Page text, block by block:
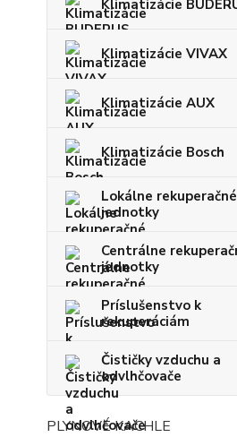
Klimatizácie
Klimatizácie VIVAX
Klimatizácie AUX
Klimatizácie Bosch
Lokálne rekuperačné
jednotky
Centrálne
jednotky
Príslušenstvo k
rekuperáciám
Čističky vzduchu a
odvlhčovače
PLYNOVÉ KACHLE